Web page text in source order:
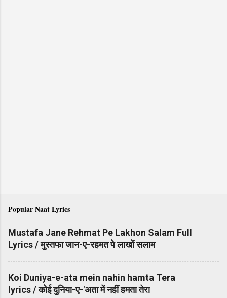
Popular Naat Lyrics
Mustafa Jane Rehmat Pe Lakhon Salam Full
Lyrics / मुस्तफा जान-ए-रहमत पे लाखों सलाम
Koi Duniya-e-ata mein nahin hamta Tera
lyrics / कोई दुनिया-ए-'अता में नहीं हमता तेरा